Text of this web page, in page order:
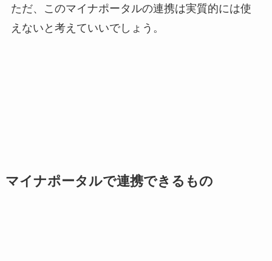
ただ、このマイナポータルの連携は実質的には使
えないと考えていいでしょう。
マイナポータルで連携できるもの